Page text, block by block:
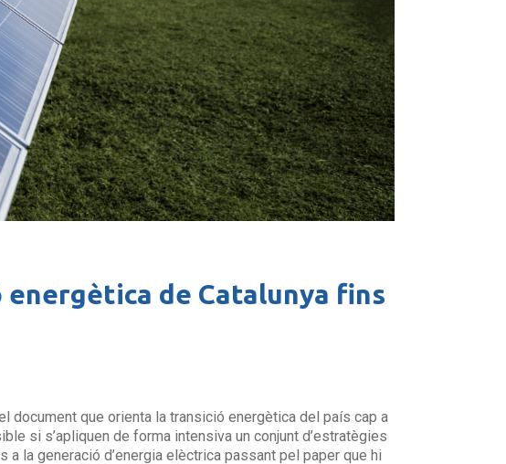
de Catalunya fins
document que orienta la transició energètica del país cap a
si s’apliquen de forma intensiva un conjunt d’estratègies
a la generació d’energia elèctrica passant pel paper que hi